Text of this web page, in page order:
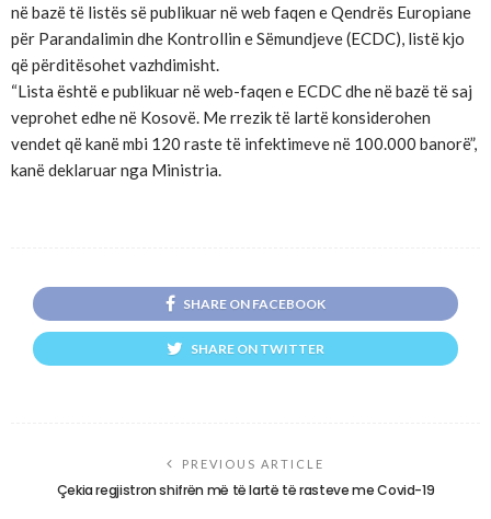
në bazë të listës së publikuar në web faqen e Qendrës Europiane
për Parandalimin dhe Kontrollin e Sëmundjeve (ECDC), listë kjo
që përditësohet vazhdimisht.
“Lista është e publikuar në web-faqen e ECDC dhe në bazë të saj
veprohet edhe në Kosovë. Me rrezik të lartë konsiderohen
vendet që kanë mbi 120 raste të infektimeve në 100.000 banorë”,
kanë deklaruar nga Ministria.
SHARE ON FACEBOOK
SHARE ON TWITTER
PREVIOUS ARTICLE
Çekia regjistron shifrën më të lartë të rasteve me Covid-19